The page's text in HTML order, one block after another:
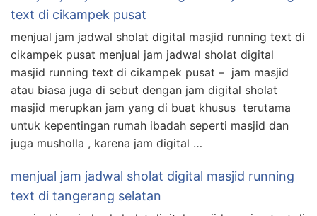
text di cikampek pusat
menjual jam jadwal sholat digital masjid running text di
cikampek pusat menjual jam jadwal sholat digital
masjid running text di cikampek pusat – jam masjid
atau biasa juga di sebut dengan jam digital sholat
masjid merupkan jam yang di buat khusus terutama
untuk kepentingan rumah ibadah seperti masjid dan
juga musholla , karena jam digital …
menjual jam jadwal sholat digital masjid running
text di tangerang selatan